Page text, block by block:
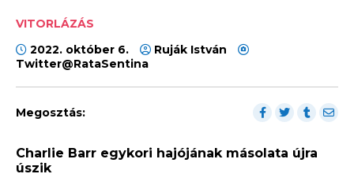
VITORLÁZÁS
2022. október 6.
Ruják István
Twitter@RataSentina
Megosztás:
Charlie Barr egykori hajójának másolata újra
úszik